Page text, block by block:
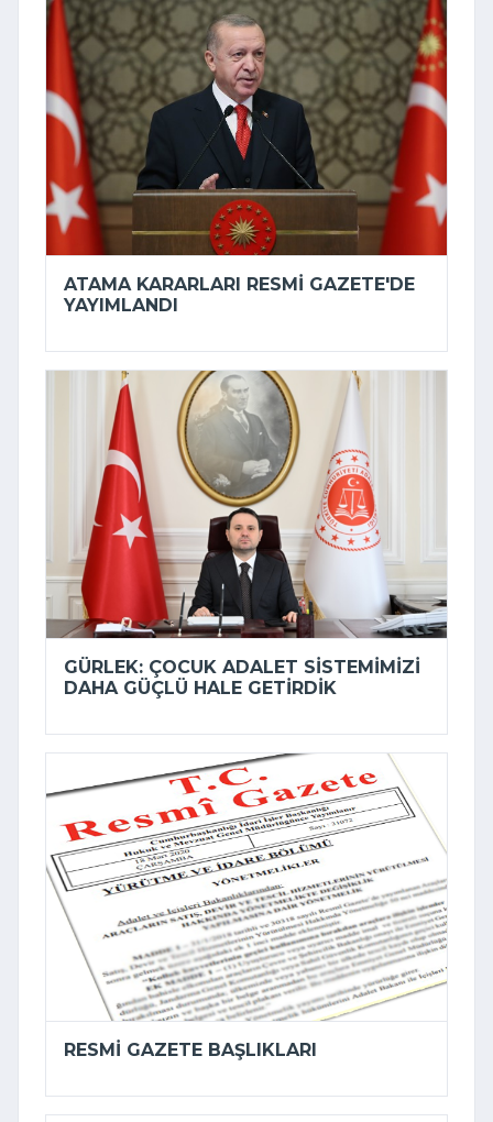
ATAMA KARARLARI RESMI GAZETE'DE
YAYIMLANDI
GÜRLEK: ÇOCUK ADALET SISTEMIMIZI
DAHA GÜÇLÜ HALE GETIRDIK
RESMI GAZETE BAŞLIKLARI